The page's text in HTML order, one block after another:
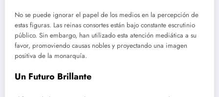
No se puede ignorar el papel de los medios en la percepción de
estas figuras. Las reinas consortes están bajo constante escrutinio
público. Sin embargo, han utilizado esta atención mediática a su
favor, promoviendo causas nobles y proyectando una imagen
positiva de la monarquía.
Un Futuro Brillante